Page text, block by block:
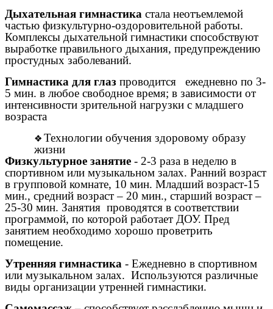
Дыхательная гимнастика стала неотъемлемой
частью физкультурно-оздоровительной работы.
Комплексы дыхательной гимнастики способствуют
выработке правильного дыхания, предупреждению
простудных заболеваний.
Гимнастика для глаз проводится ежедневно по 3-
5 мин. в любое свободное время; в зависимости от
интенсивности зрительной нагрузки с младшего
возраста
Технологии обучения здоровому образу
жизни
Физкультурное занятие - 2-3 раза в неделю в
спортивном или музыкальном залах. Ранний возраст
в групповой комнате, 10 мин. Младший возраст-15
мин., средний возраст – 20 мин., старший возраст –
25-30 мин. Занятия проводятся в соответствии
программой, по которой работает ДОУ. Пред
занятием необходимо хорошо проветрить
помещение.
Утренняя гимнастика - Ежедневно в спортивном
или музыкальном залах. Используются различные
виды организации утренней гимнастики.